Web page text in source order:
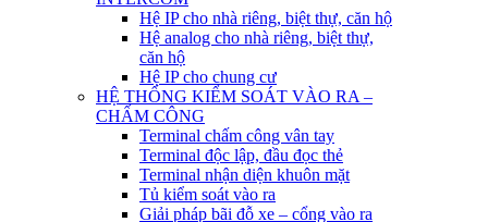
Hệ IP cho nhà riêng, biệt thự, căn hộ
Hệ analog cho nhà riêng, biệt thự,
căn hộ
Hệ IP cho chung cư
HỆ THỐNG KIỂM SOÁT VÀO RA –
CHẤM CÔNG
Terminal chấm công vân tay
Terminal độc lập, đầu đọc thẻ
Terminal nhận diện khuôn mặt
Tủ kiểm soát vào ra
Giải pháp bãi đỗ xe – cổng vào ra